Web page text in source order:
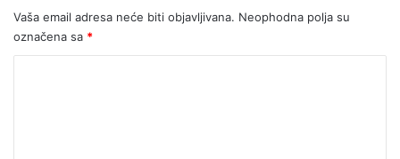
Vaša email adresa neće biti objavljivana. Neophodna polja su
označena sa *